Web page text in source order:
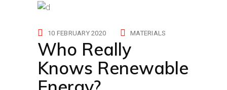
10 FEBRUARY 2020 MATERIALS
Who Really
Knows Renewable